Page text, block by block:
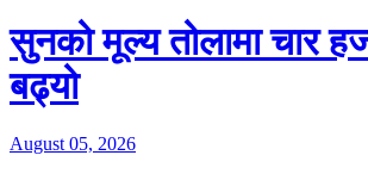
सुनको मूल्य तोलामा चार
बढ्यो
August 05, 2026